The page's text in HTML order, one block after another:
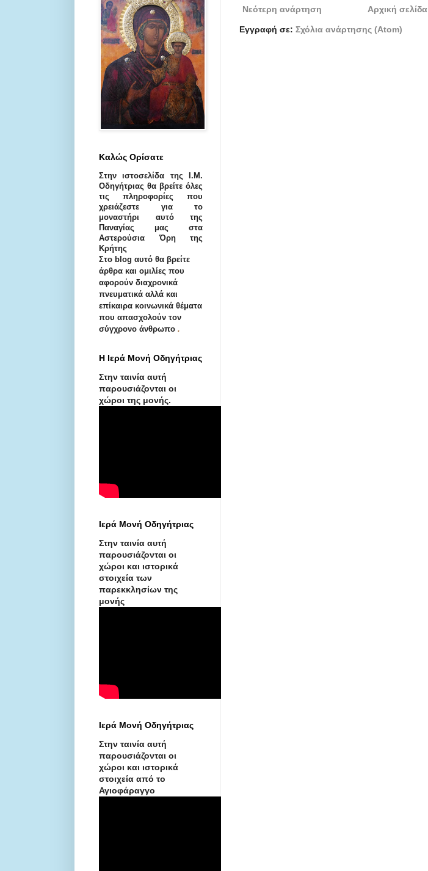
Νεότερη ανάρτηση Αρχική σελίδα
Εγγραφή σε: Σχόλια ανάρτησης (Atom)
Καλώς Ορίσατε
Στην ιστοσελίδα της I.M.
Oδηγήτριας θα βρείτε όλες
τις πληροφορίες που
χρειάζεστε για το
μοναστήρι αυτό της
Παναγίας μας στα
Αστερούσια Όρη της
Κρήτης
Στο blog αυτό θα βρείτε
άρθρα και ομιλίες που
αφορούν διαχρονικά
πνευματικά αλλά και
επίκαιρα κοινωνικά θέματα
που απασχολούν τον
σύγχρονο άνθρωπο .
Η Ιερά Μονή Οδηγήτριας
Στην ταινία αυτή
παρουσιάζονται οι
χώροι της μονής.
Ιερά Μονή Οδηγήτριας
Στην ταινία αυτή
παρουσιάζονται οι
χώροι και ιστορικά
στοιχεία των
παρεκκλησίων της
μονής
Ιερά Μονή Οδηγήτριας
Στην ταινία αυτή
παρουσιάζονται οι
χώροι και ιστορικά
στοιχεία από το
Αγιοφάραγγο